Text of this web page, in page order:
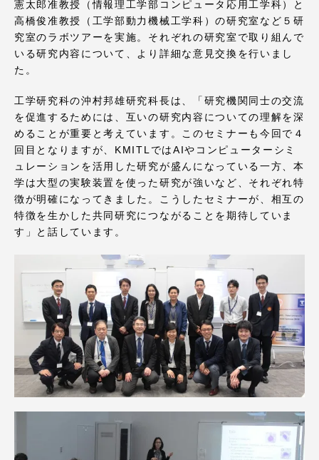
憲太郎准教授（情報理工学部コンピュータ応用工学科）と
高橋俊准教授（工学部動力機械工学科）の研究室など５研
究室のラボツアーを実施。それぞれの研究室で取り組んで
いる研究内容について、より詳細な意見交換を行いまし
た。
工学研究科の沖村邦雄研究科長は、「研究機関同士の交流
を促進するためには、互いの研究内容についての理解を深
めることが重要と考えています。このセミナーも今回で４
回目となりますが、KMITLではAIやコンピューターシミ
ュレーションを活用した研究が盛んになっている一方、本
学は大型の実験装置を使った研究が強いなど、それぞれ特
徴が明確になってきました。こうしたセミナーが、相互の
特徴を生かした共同研究につながることを期待していま
す」と話しています。
熊本キャンパス
阿蘇くまもと
臨空キャンパス
札幌キャンパス
TOKAIスポーツ
ニュースリリース
卒業にあたってのアンケート
認証評価